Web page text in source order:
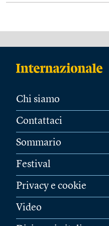
Chi siamo
Contattaci
Sommario
Festival
Privacy e cookie
Video